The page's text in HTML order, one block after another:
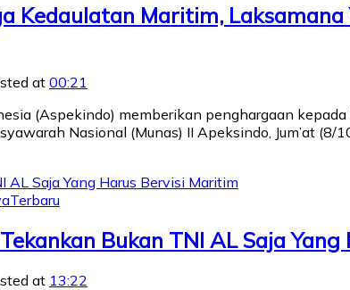
Kedaulatan Maritim,
at00:21
(Aspekindo) memberikan penghargaan
Nasional (Munas) II Apeksindo, Jum’at (8/
Terbaru
Bukan TNI AL Saja
at 13:22